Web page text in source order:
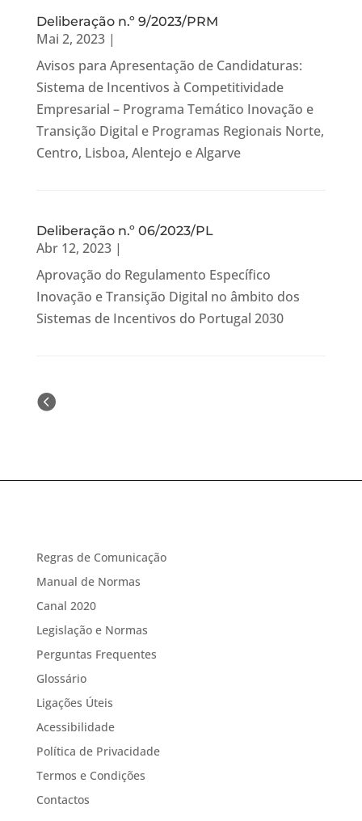
Deliberação n.º 9/2023/PRM
Mai 2, 2023|
Avisos para Apresentação de Candidaturas:
Sistema de Incentivos à Competitividade
Empresarial – Programa Temático Inovação e
Transição Digital e Programas Regionais Norte,
Centro, Lisboa, Alentejo e Algarve
Deliberação n.º 06/2023/PL
Abr 12, 2023|
Aprovação do Regulamento Específico
Inovação e Transição Digital no âmbito dos
Sistemas de Incentivos do Portugal 2030
« Older Entries
Regras de Comunicação
Manual de Normas
Canal 2020
Legislação e Normas
Perguntas Frequentes
Glossário
Ligações Úteis
Acessibilidade
Política de Privacidade
Termos e Condições
Contactos